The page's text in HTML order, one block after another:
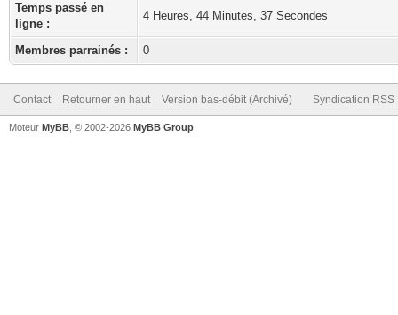
Temps passé en
ligne :
4 Heures, 44 Minutes, 37 Secondes
Membres parrainés : 0
Contact Retourner en haut Version bas-débit (Archivé) Syndication RSS
Moteur MyBB , © 2002-2026 MyBB Group